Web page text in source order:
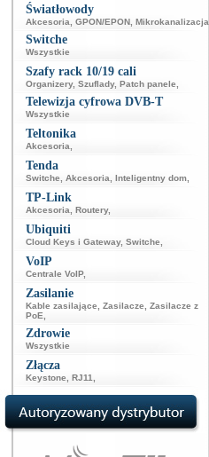
Światłowody
Akcesoria GPON/EPON Mikrokanalizacja
Switche
Wszystkie
Szafy rack 10/19 cali
Organizery, Szuflady, Patch panele
Telewizja cyfrowa DVB-T
Wszystkie
Teltonika
Akcesoria
Tenda
Switche Akcesoria Inteligentny dom
TP-Link
Akcesoria Routery,
Ubiquiti
Cloud Keys i Gateway, Switche
VoIP
Centrale VoIP,
Zasilanie
Kable zasilające Zasilacze
Zasilacze z
PoE
Zdrowie
Wszystkie
Złącza
Keystone RJ11